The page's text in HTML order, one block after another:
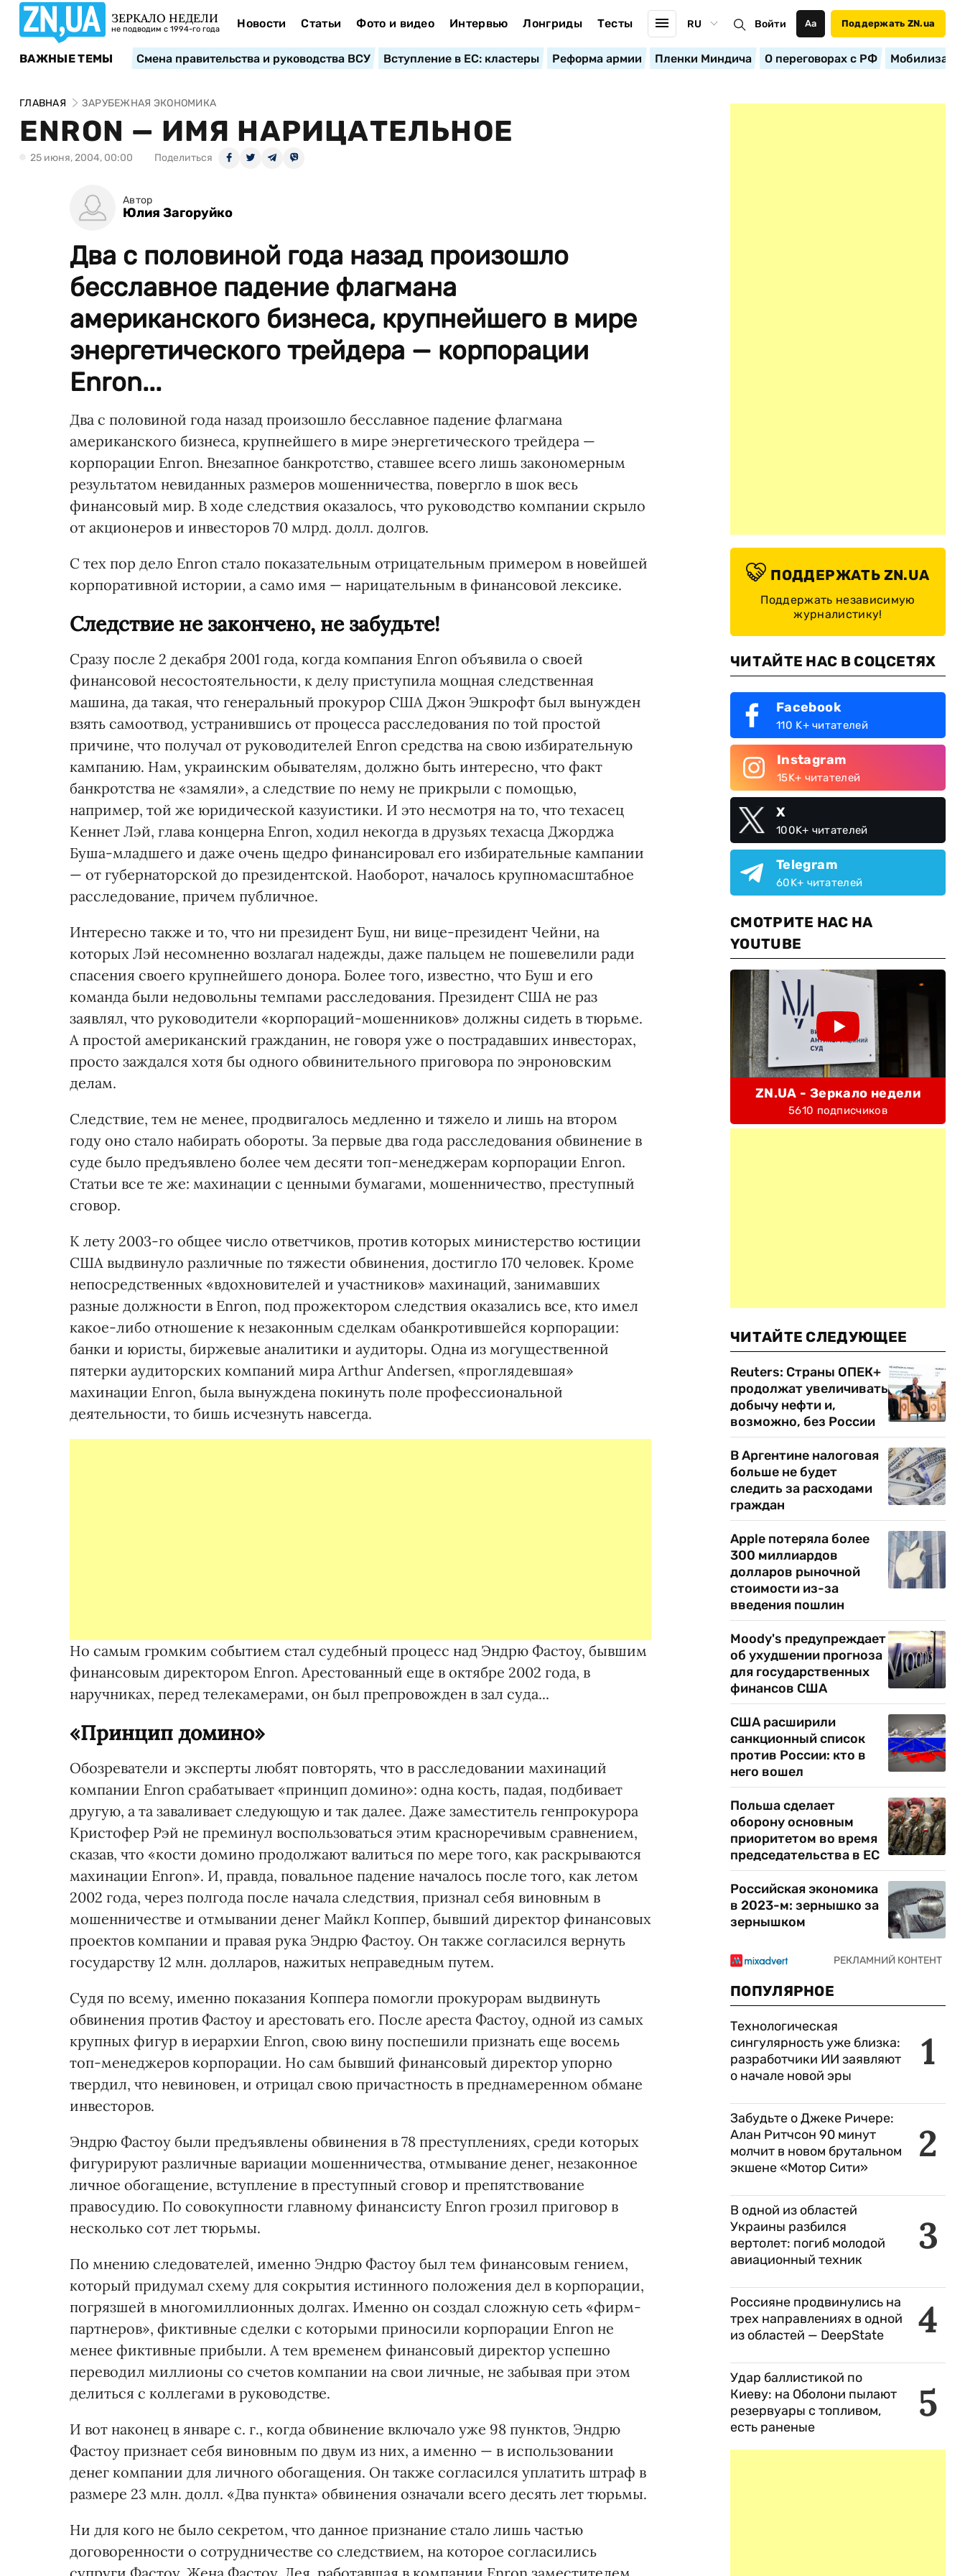
ЗЕРКАЛО НЕДЕЛИ
не подводим с 1994-го года Новости Статьи Фото и видео Интервью Лонгриды Тесты RU Войти Аа Поддержать ZN.ua
ВАЖНЫЕ ТЕМЫ Смена правительства и руководства ВСУ Вступление в ЕС: кластеры Реформа армии Пленки Миндича О переговорах с РФ
ГЛАВНАЯ ЗАРУБЕЖНАЯ ЭКОНОМИКА
ENRON — ИМЯ НАРИЦАТЕЛЬНОЕ
25 июня, 2004, 00:00 Поделиться
Автор
Юлия Загоруйко
Два с половиной года назад произошло
бесславное падение флагмана
американского бизнеса, крупнейшего в мире
энергетического трейдера — корпорации
Enron...
Два с половиной года назад произошло бесславное падение флагмана
американского бизнеса, крупнейшего в мире энергетического трейдера —
корпорации Enron. Внезапное банкротство, ставшее всего лишь закономерным
результатом невиданных размеров мошенничества, повергло в шок весь
финансовый мир. В ходе следствия оказалось, что руководство компании скрыло
от акционеров и инвесторов 70 млрд. долл. долгов.
С тех пор дело Enron стало показательным отрицательным примером в новейшей
корпоративной истории, а само имя — нарицательным в финансовой лексике.
Следствие не закончено, не забудьте!
Сразу после 2 декабря 2001 года, когда компания Enron объявила о своей
финансовой несостоятельности, к делу приступила мощная следственная
машина, да такая, что генеральный прокурор США Джон Эшкрофт был вынужден
взять самоотвод, устранившись от процесса расследования по той простой
причине, что получал от руководителей Enron средства на свою избирательную
кампанию. Нам, украинским обывателям, должно быть интересно, что факт
банкротства не «замяли», а следствие по нему не прикрыли с помощью,
например, той же юридической казуистики. И это несмотря на то, что техасец
Кеннет Лэй, глава концерна Enron, ходил некогда в друзьях техасца Джорджа
Буша-младшего и даже очень щедро финансировал его избирательные кампании
— от губернаторской до президентской. Наоборот, началось крупномасштабное
расследование, причем публичное.
Интересно также и то, что ни президент Буш, ни вице-президент Чейни, на
которых Лэй несомненно возлагал надежды, даже пальцем не пошевелили ради
спасения своего крупнейшего донора. Более того, известно, что Буш и его
команда были недовольны темпами расследования. Президент США не раз
заявлял, что руководители «корпораций-мошенников» должны сидеть в тюрьме.
А простой американский гражданин, не говоря уже о пострадавших инвесторах,
просто заждался хотя бы одного обвинительного приговора по энроновским
делам.
Следствие, тем не менее, продвигалось медленно и тяжело и лишь на втором
году оно стало набирать обороты. За первые два года расследования обвинение в
суде было предъявлено более чем десяти топ-менеджерам корпорации Enron.
Статьи все те же: махинации с ценными бумагами, мошенничество, преступный
сговор.
К лету 2003-го общее число ответчиков, против которых министерство юстиции
США выдвинуло различные по тяжести обвинения, достигло 170 человек. Кроме
непосредственных «вдохновителей и участников» махинаций, занимавших
разные должности в Enron, под прожектором следствия оказались все, кто имел
какое-либо отношение к незаконным сделкам обанкротившейся корпорации:
банки и юристы, биржевые аналитики и аудиторы. Одна из могущественной
пятерки аудиторских компаний мира Arthur Andersen, «проглядевшая»
махинации Enron, была вынуждена покинуть поле профессиональной
деятельности, то бишь исчезнуть навсегда.
Но самым громким событием стал судебный процесс над Эндрю Фастоу, бывшим
финансовым директором Enron. Арестованный еще в октябре 2002 года, в
наручниках, перед телекамерами, он был препровожден в зал суда...
«Принцип домино»
Обозреватели и эксперты любят повторять, что в расследовании махинаций
компании Enron срабатывает «принцип домино»: одна кость, падая, подбивает
другую, а та заваливает следующую и так далее. Даже заместитель генпрокурора
Кристофер Рэй не преминул воспользоваться этим красноречивым сравнением,
сказав, что «кости домино продолжают валиться по мере того, как раскрываются
махинации Enron». И, правда, повальное падение началось после того, как летом
2002 года, через полгода после начала следствия, признал себя виновным в
мошенничестве и отмывании денег Майкл Коппер, бывший директор финансовых
проектов компании и правая рука Эндрю Фастоу. Он также согласился вернуть
государству 12 млн. долларов, нажитых неправедным путем.
Судя по всему, именно показания Коппера помогли прокурорам выдвинуть
обвинения против Фастоу и арестовать его. После ареста Фастоу, одной из самых
крупных фигур в иерархии Enron, свою вину поспешили признать еще восемь
топ-менеджеров корпорации. Но сам бывший финансовый директор упорно
твердил, что невиновен, и отрицал свою причастность в преднамеренном обмане
инвесторов.
Эндрю Фастоу были предъявлены обвинения в 78 преступлениях, среди которых
фигурируют различные вариации мошенничества, отмывание денег, незаконное
личное обогащение, вступление в преступный сговор и препятствование
правосудию. По совокупности главному финансисту Enron грозил приговор в
несколько сот лет тюрьмы.
По мнению следователей, именно Эндрю Фастоу был тем финансовым гением,
который придумал схему для сокрытия истинного положения дел в корпорации,
погрязшей в многомиллионных долгах. Именно он создал сложную сеть «фирм-
партнеров», фиктивные сделки с которыми приносили корпорации Enron не
менее фиктивные прибыли. А тем временем финансовый директор успешно
переводил миллионы со счетов компании на свои личные, не забывая при этом
делиться с коллегами в руководстве.
И вот наконец в январе с. г., когда обвинение включало уже 98 пунктов, Эндрю
Фастоу признает себя виновным по двум из них, а именно — в использовании
денег компании для личного обогащения. Он также согласился уплатить штраф в
размере 23 млн. долл. «Два пункта» обвинения означали всего десять лет тюрьмы.
Ни для кого не было секретом, что данное признание стало лишь частью
договоренности о сотрудничестве со следствием, на которое согласились
ПОДДЕРЖАТЬ ZN.UA
Поддержать независимую
журналистику!
ЧИТАЙТЕ НАС В СОЦСЕТЯХ
Facebook
110 K+ читателей
Instagram
15K+ читателей
X
100K+ читателей
Telegram
60K+ читателей
СМОТРИТЕ НАС НА
YOUTUBE
ZN.UA - Зеркало недели
5610 подписчиков
ЧИТАЙТЕ СЛЕДУЮЩЕЕ
Reuters: Страны ОПЕК+
продолжат увеличивать
добычу нефти и,
возможно, без России
В Аргентине налоговая
больше не будет
следить за расходами
граждан
Apple потеряла более
300 миллиардов
долларов рыночной
стоимости из-за
введения пошлин
Moody's предупреждает
об ухудшении прогноза
для государственных
финансов США
США расширили
санкционный список
против России: кто в
него вошел
Польша сделает
оборону основным
приоритетом во время
председательства в ЕС
Российская экономика
в 2023-м: зернышко за
зернышком
ПОПУЛЯРНОЕ
1
Технологическая
сингулярность уже близка:
разработчики ИИ заявляют
о начале новой эры
2
Забудьте о Джеке Ричере:
Алан Ритчсон 90 минут
молчит в новом брутальном
экшене «Мотор Сити»
3
В одной из областей
Украины разбился
вертолет: погиб молодой
авиационный техник
4
Россияне продвинулись на
трех направлениях в одной
из областей — DeepState
5
Удар баллистикой по
Киеву: на Оболони пылают
резервуары с топливом,
есть раненые